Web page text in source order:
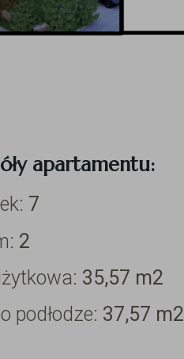
apartamentu:
7
2
35,57 m2
podłodze: 37,57 m2